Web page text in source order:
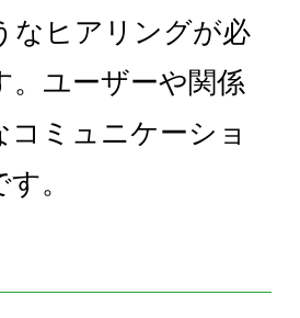
なヒアリングが必
。ユーザーや関係
コミュニケーショ
。